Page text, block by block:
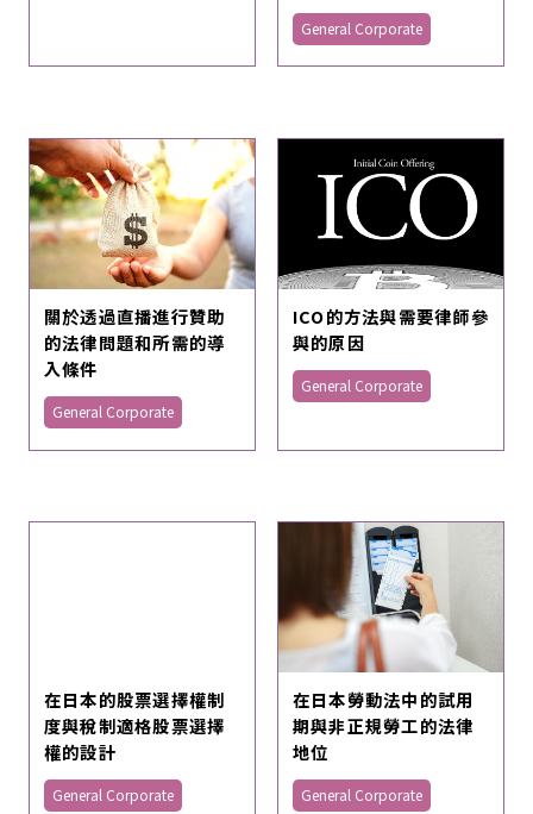
General Corporate
關於透過直播進行贊助
的法律問題和所需的導
入條件
General Corporate
ICO的方法與需要律師參
與的原因
General Corporate
在日本的股票選擇權制
度與稅制適格股票選擇
權的設計
General Corporate
在日本勞動法中的試用
期與非正規勞工的法律
地位
General Corporate